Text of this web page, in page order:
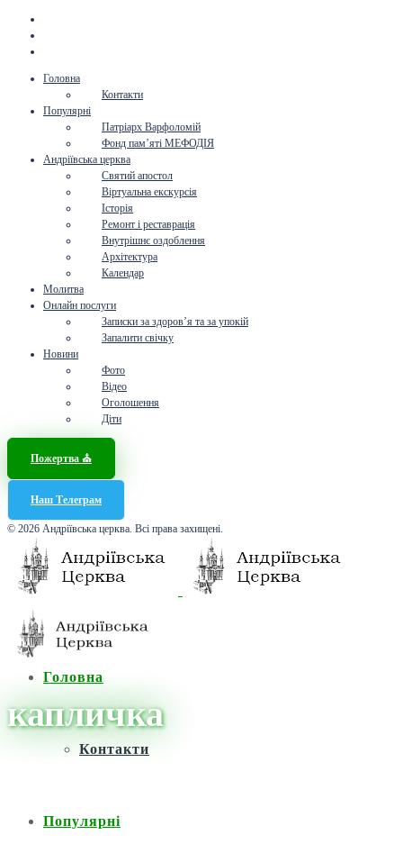
Головна
Контакти
Популярні
Патріарх Варфоломій
Фонд пам’яті МЕФОДІЯ
Андріївська церква
Святий апостол
Віртуальна екскурсія
Історія
Ремонт і реставрація
Внутрішнє оздоблення
Архітектура
Календар
Молитва
Онлайн послуги
Записки за здоров’я та за упокій
Запалити свічку
Новини
Фото
Відео
Оголошення
Діти
Пожертва ⛪️
Наш Телеграм
© 2026 Андріївська церква. Всі права захищені.
Головна
Контакти
Популярні
капличка